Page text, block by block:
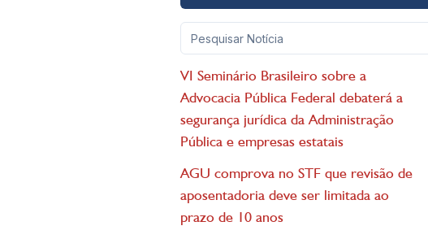
VI Seminário Brasileiro sobre a
Advocacia Pública Federal debaterá a
segurança jurídica da Administração
Pública e empresas estatais
AGU comprova no STF que revisão de
aposentadoria deve ser limitada ao
prazo de 10 anos